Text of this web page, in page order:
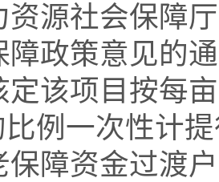
资源社会保障
障政策意见的
定该项目按每
比例一次性计
保障资金过渡